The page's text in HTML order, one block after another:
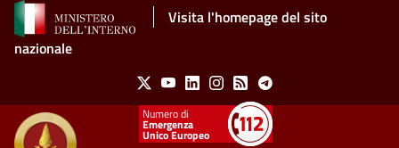
Salta al contenuto principaleVisita l'homepage del sito
nazionale
Social Menu
X YoutubeLinkedinInstagram
Feed Telegram
Emergenza
Unico Europeo